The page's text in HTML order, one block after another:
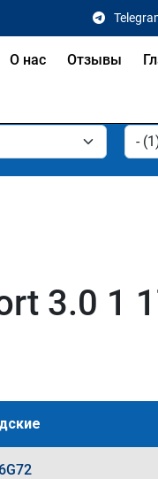
О нас Отзывы
3.0 1